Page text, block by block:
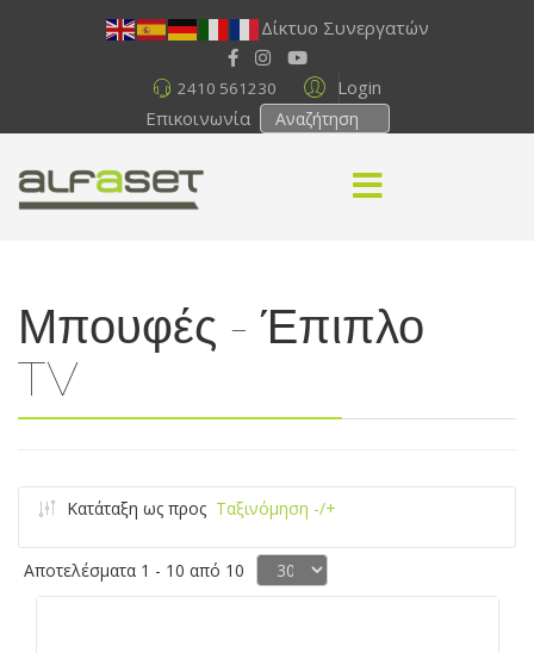
Δίκτυο Συνεργατών
Login
2410 561230
Επικοινωνία
Μπουφές - Έπιπλο
TV
Κατάταξη ως προς Ταξινόμηση -/+
Αποτελέσματα 1 - 10 από 10